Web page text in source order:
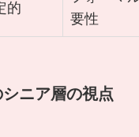
的
要性
ニア層の視点